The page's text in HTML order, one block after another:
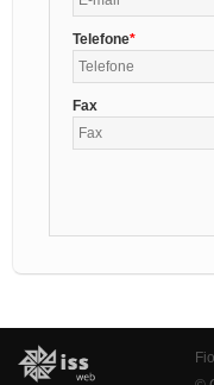
Telefone
Fax